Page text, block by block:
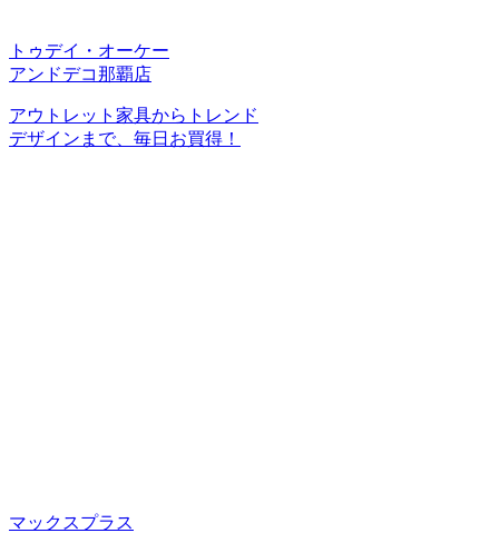
トゥデイ・オーケー
アンドデコ那覇店
アウトレット家具からトレンド
デザインまで、毎日お買得！
マックスプラス